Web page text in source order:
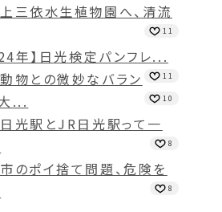
三依水生植物園へ、清流
11
年】日光検定パンフレ...
11
物との微妙なバラン
...
10
光駅とJR日光駅って一
8
のポイ捨て問題、危険を
8